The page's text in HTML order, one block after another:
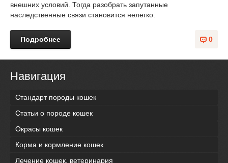
внешних условий. Тогда разобрать запутанные
наследственные связи становится нелегко.
0
Подробнее
Навигация
Стандарт породы кошек
Статьи о породе кошек
Окрасы кошек
Корма и кормление кошек
Лечение кошек, ветеринария